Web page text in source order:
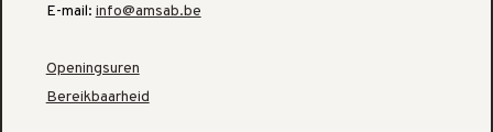
E-mail: info@amsab.be
Openingsuren
Bereikbaarheid